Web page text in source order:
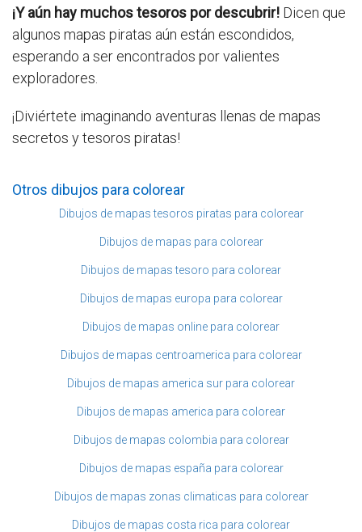
¡Y aún hay muchos tesoros por descubrir! Dicen que
algunos mapas piratas aún están escondidos,
esperando a ser encontrados por valientes
exploradores.
¡Diviértete imaginando aventuras llenas de mapas
secretos y tesoros piratas!
Otros dibujos para colorear
Dibujos de mapas tesoros piratas para colorear
Dibujos de mapas para colorear
Dibujos de mapas tesoro para colorear
Dibujos de mapas europa para colorear
Dibujos de mapas online para colorear
Dibujos de mapas centroamerica para colorear
Dibujos de mapas america sur para colorear
Dibujos de mapas america para colorear
Dibujos de mapas colombia para colorear
Dibujos de mapas españa para colorear
Dibujos de mapas zonas climaticas para colorear
Dibujos de mapas costa rica para colorear